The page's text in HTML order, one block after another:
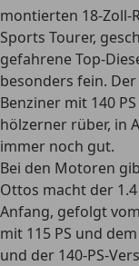
montierten 18-Zoll-
Sports Tourer,
gefahrene Top-
besonders fein.
Benziner mit 140
hölzerner rüber, in
immer noch gut.
Bei den Motoren
Ottos macht der
Anfang, gefolgt
mit 115 PS und
und der 140-PS-